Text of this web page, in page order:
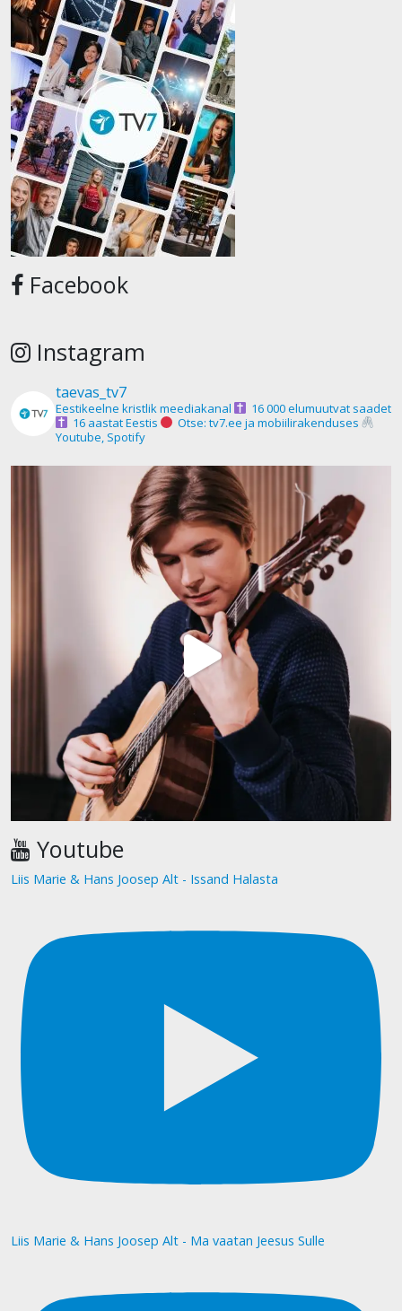
Facebook
Instagram
taevas_tv7
Eestikeelne kristlik meediakanal
16 000 elumuutvat saadet
16 aastat Eestis
Otse: tv7.ee ja mobiilirakenduses
Youtube, Spotify
Youtube
Liis Marie & Hans Joosep Alt - Issand Halasta
Liis Marie & Hans Joosep Alt - Ma vaatan Jeesus Sulle